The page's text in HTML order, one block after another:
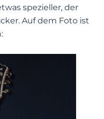
spezieller, der
Auf dem Foto ist